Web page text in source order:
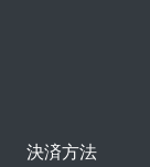
決済方法